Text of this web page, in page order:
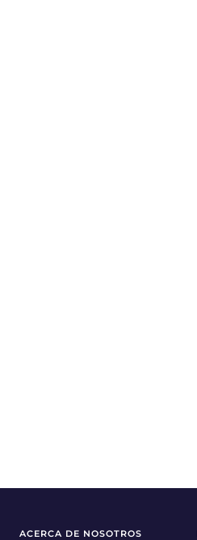
ACERCA DE NOSOTROS